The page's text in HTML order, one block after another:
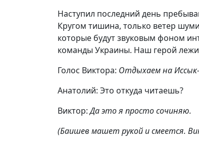
Наступил последний день
Кругом тишина, только ветер
которые будут звуковым фоном
команды Украины. Наш герой
Голос Виктора: Отдыхаем на Иссык-
Анатолий: Это откуда читаешь?
Виктор:Да это я просто сочиняю.
(Баишев машет рукой и смеется.